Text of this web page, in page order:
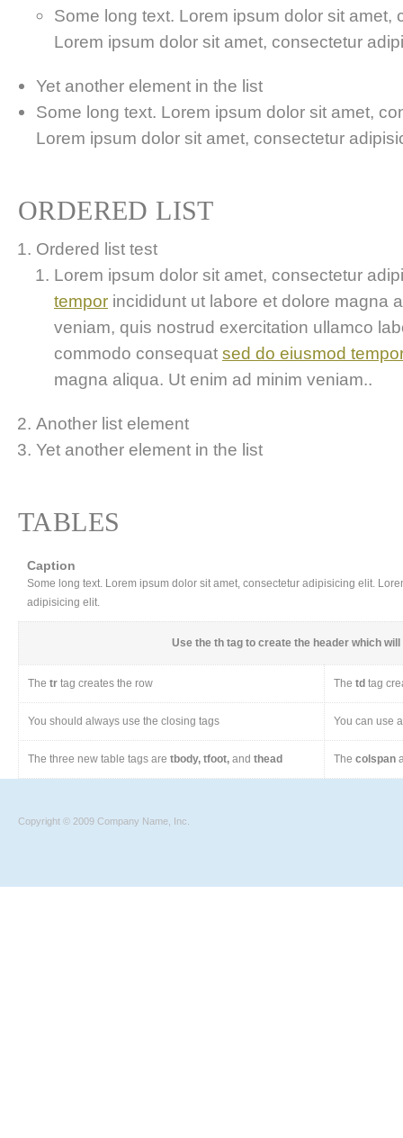
Some long text. Lorem ipsum dolor sit amet,
Lorem ipsum dolor sit amet, consectetur
Yet another element in the list
Some long text. Lorem ipsum dolor sit amet,
Lorem ipsum dolor sit amet, consectetur
ORDERED LIST
Ordered list test
Lorem ipsum dolor sit amet, consectetur
tempor incididunt ut labore et dolore magna
veniam, quis nostrud exercitation ullamco
commodo consequat sed do eiusmod
magna aliqua. Ut enim ad minim veniam..
Another list element
Yet another element in the list
TABLES
Caption
Some long text. Lorem ipsum dolor sit amet, consectetur adipisicing elit.
adipisicing elit.
Use the th tag to create the header which
The tr tag creates the row The td tag
You should always use the closing tags You can use
The three new table tags are tbody, tfoot, and thead The colspan
Copyright © 2009 Company Name, Inc.